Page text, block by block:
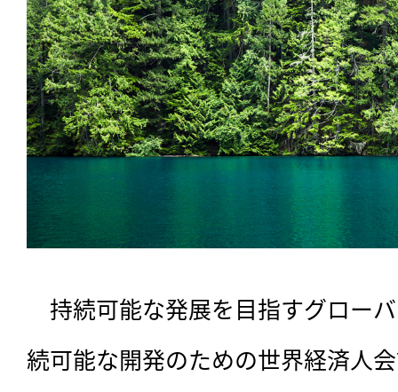
持続可能な発展を目指すグロー
続可能な開発のための世界経済人